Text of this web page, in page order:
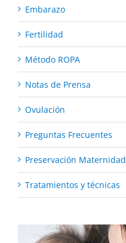
Embarazo
Fertilidad
Método ROPA
Notas de Prensa
Ovulación
Preguntas Frecuentes
Preservación Maternidad
Tratamientos y técnicas